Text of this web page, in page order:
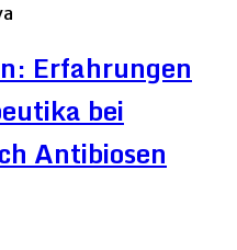
Erfahrungen
bei
Antibiosen